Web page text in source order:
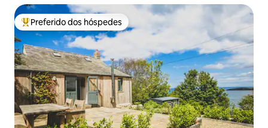
Entre os melhores preferidos dos hóspedes
Preferido dos hóspedes